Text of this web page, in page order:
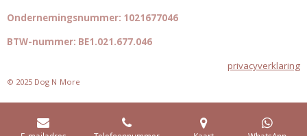
Ondernemingsnummer: 1021677046
BTW-nummer: BE1.021.677.046
privacyverklaring
© 2025 Dog N More